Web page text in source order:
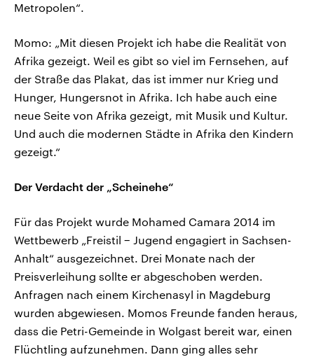
Metropolen“.
Momo: „Mit diesen Projekt ich habe die Realität von
Afrika gezeigt. Weil es gibt so viel im Fernsehen, auf
der Straße das Plakat, das ist immer nur Krieg und
Hunger, Hungersnot in Afrika. Ich habe auch eine
neue Seite von Afrika gezeigt, mit Musik und Kultur.
Und auch die modernen Städte in Afrika den Kindern
gezeigt.“
Der Verdacht der „Scheinehe“
Für das Projekt wurde Mohamed Camara 2014 im
Wettbewerb „Freistil − Jugend engagiert in Sachsen-
Anhalt“ ausgezeichnet. Drei Monate nach der
Preisverleihung sollte er abgeschoben werden.
Anfragen nach einem Kirchenasyl in Magdeburg
wurden abgewiesen. Momos Freunde fanden heraus,
dass die Petri-Gemeinde in Wolgast bereit war, einen
Flüchtling aufzunehmen. Dann ging alles sehr